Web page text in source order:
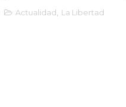
Actualidad La Libertad